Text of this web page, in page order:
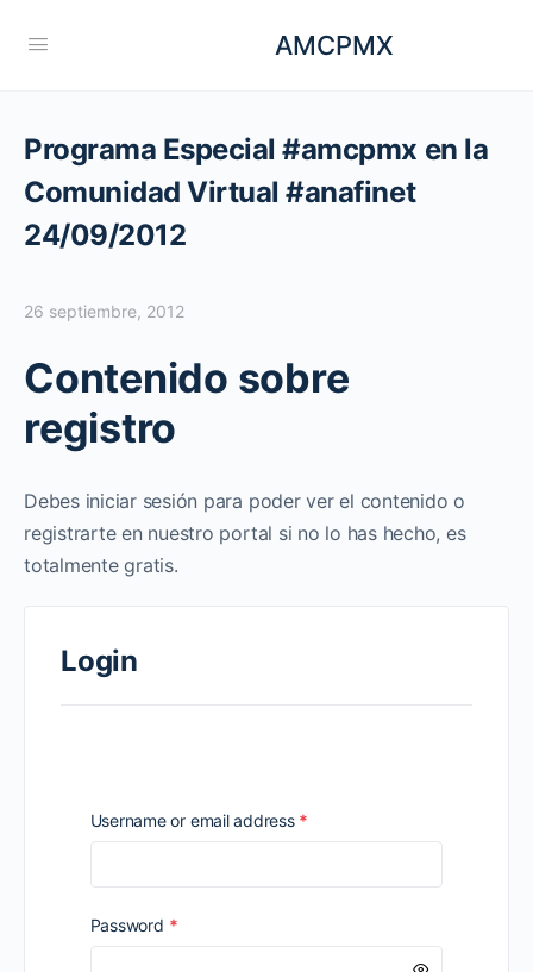
AMCPMX
Programa Especial #amcpmx en la
Comunidad Virtual #anafinet
24/09/2012
26 septiembre, 2012
Contenido sobre
registro
Debes iniciar sesión para poder ver el contenido o
registrarte en nuestro portal si no lo has hecho, es
totalmente gratis.
Login
Username or email address *
Password *Required